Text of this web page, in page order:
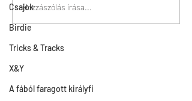
Csajok
Birdie
Tricks & Tracks
X&Y
A fából faragott királyfi
Hozzászólás írása...